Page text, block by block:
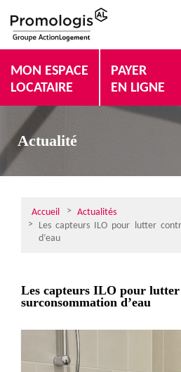
MON ESPACE
LOCATAIRE
PAYER
EN LIGNE
Actualité
Accueil
Actualités
Les capteurs ILO pour lutter
d’eau
Les capteurs ILO pour
surconsommation d’eau